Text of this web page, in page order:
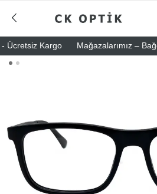
Kargo Mağazalarımız –